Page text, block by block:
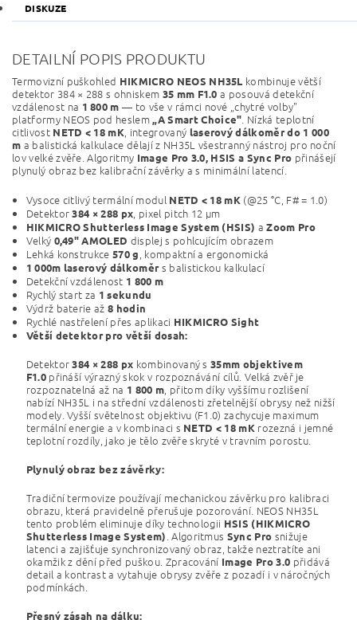
DISKUZE
DETAILNÍ POPIS PRODUKTU
Termovizní puškohled HIKMICRO NEOS NH35L kombinuje větší
detektor 384 × 288 s ohniskem 35 mm F1.0 a posouvá detekční
vzdálenost na 1 800 m — to vše v rámci nové „chytré volby"
platformy NEOS pod heslem„A Smart Choice". Nízká teplotní
citlivost NETD < 18 mK, integrovaný laserový dálkoměr do 1 000
m a balistická kalkulace dělají z NH35L všestranný nástroj pro noční
lov velké zvěře. Algoritmy Image Pro 3.0, HSIS a Sync Pro přinášejí
plynulý obraz bez kalibrační závěrky a s minimální latencí.
Vysoce citlivý termální modul NETD < 18 mK (@25 °C, F# = 1.0)
Detektor384 × 288 px, pixel pitch 12 μm
HIKMICRO Shutterless Image System (HSIS) aZoom Pro
Velký 0,49" AMOLED displej s pohlcujícím obrazem
Lehká konstrukce570 g, kompaktní a ergonomická
1 000m laserový dálkoměrs balistickou kalkulací
Detekční vzdálenost 1 800 m
Rychlý start za 1 sekundu
Výdrž baterie až8 hodin
Rychlé nastřelení přes aplikaci HIKMICRO Sight
Větší detektor pro větší dosah:
Detektor 384 × 288 px kombinovaný s 35mm objektivem
F1.0 přináší výrazný skok v rozpoznávání cílů. Velká zvěř je
rozpoznatelná až na 1 800 m, přitom díky vyššímu rozlišení
nabízí NH35L i na střední vzdálenosti zřetelnější obrysy než nižší
modely. Vyšší světelnost objektivu (F1.0) zachycuje maximum
termální energie a v kombinaci s NETD < 18 mK rozezná i jemné
teplotní rozdíly, jako je tělo zvěře skryté v travním porostu.
Plynulý obraz bez závěrky:
Tradiční termovize používají mechanickou závěrku pro kalibraci
obrazu, která pravidelně přerušuje pozorování. NEOS NH35L
tento problém eliminuje díky technologii HSIS (HIKMICRO
Shutterless Image System). Algoritmus Sync Pro snižuje
latenci a zajišťuje synchronizovaný obraz, takže neztratíte ani
okamžik z dění před puškou. Zpracování Image Pro 3.0 přidává
detail a kontrast a vytahuje obrysy zvěře z pozadí i v náročných
podmínkách.
Přesný zásah na dálku: